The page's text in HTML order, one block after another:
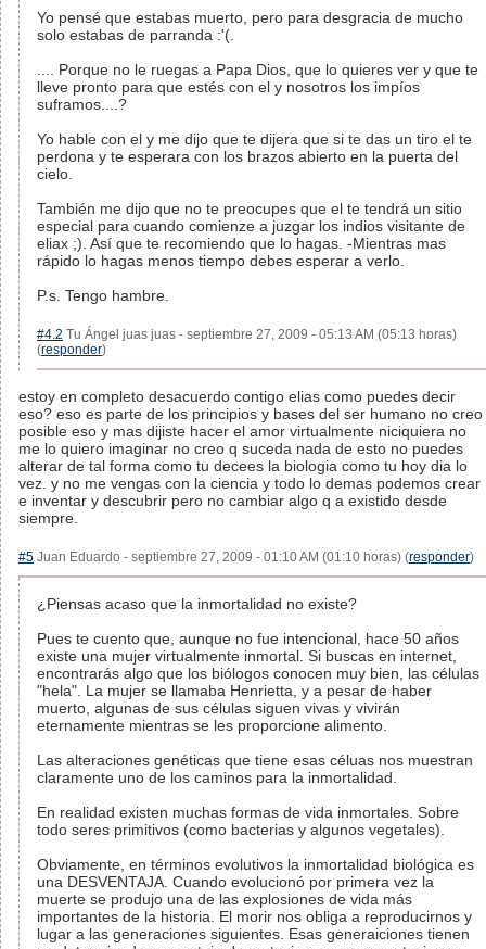
Yo pensé que estabas muerto, pero para desgracia de mucho
solo estabas de parranda :'(.
.... Porque no le ruegas a Papa Dios, que lo quieres ver y que te
lleve pronto para que estés con el y nosotros los impíos
suframos....?
Yo hable con el y me dijo que te dijera que si te das un tiro el te
perdona y te esperara con los brazos abierto en la puerta del
cielo.
También me dijo que no te preocupes que el te tendrá un sitio
especial para cuando comienze a juzgar los indios visitante de
eliax ;). Así que te recomiendo que lo hagas. -Mientras mas
rápido lo hagas menos tiempo debes esperar a verlo.
P.s. Tengo hambre.
#4.2 Tu Ángel juas juas - septiembre 27, 2009 - 05:13 AM (05:13 horas)
(responder)
estoy en completo desacuerdo contigo elias como puedes decir
eso? eso es parte de los principios y bases del ser humano no creo
posible eso y mas dijiste hacer el amor virtualmente niciquiera no
me lo quiero imaginar no creo q suceda nada de esto no puedes
alterar de tal forma como tu decees la biologia como tu hoy dia lo
vez. y no me vengas con la ciencia y todo lo demas podemos crear
e inventar y descubrir pero no cambiar algo q a existido desde
siempre.
#5 Juan Eduardo - septiembre 27, 2009 - 01:10 AM (01:10 horas) (responder)
¿Piensas acaso que la inmortalidad no existe?
Pues te cuento que, aunque no fue intencional, hace 50 años
existe una mujer virtualmente inmortal. Si buscas en internet,
encontrarás algo que los biólogos conocen muy bien, las células
"hela". La mujer se llamaba Henrietta, y a pesar de haber
muerto, algunas de sus células siguen vivas y vivirán
eternamente mientras se les proporcione alimento.
Las alteraciones genéticas que tiene esas céluas nos muestran
claramente uno de los caminos para la inmortalidad.
En realidad existen muchas formas de vida inmortales. Sobre
todo seres primitivos (como bacterias y algunos vegetales).
Obviamente, en términos evolutivos la inmortalidad biológica es
una DESVENTAJA. Cuando evolucionó por primera vez la
muerte se produjo una de las explosiones de vida más
importantes de la historia. El morir nos obliga a reproducirnos y
lugar a las generaciones siguientes. Esas generaiciones tienen